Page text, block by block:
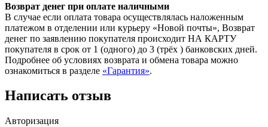
Возврат денег при оплате наличными
В случае если оплата товара осуществлялась наложенным
платежом в отделении или курьеру «Новой почты», Возврат
денег по заявлению покупателя происходит НА КАРТУ
покупателя в срок от 1 (одного) до 3 (трёх ) банковских дней.
Подробнее об условиях возврата и обмена товара можно
ознакомиться в разделе «Гарантия».
Написать отзыв
Авторизация